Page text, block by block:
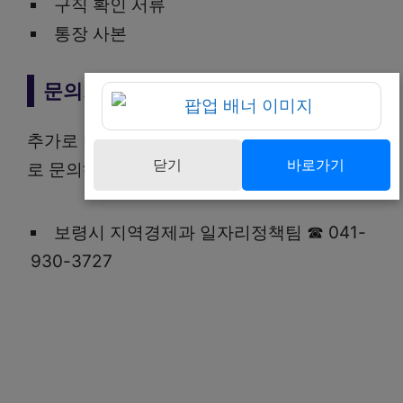
구직 확인 서류
통장 사본
문의처
추가로 더 궁금한 내용이 있으면 아래 연락처
로 문의해보세요.
보령시 지역경제과 일자리정책팀 ☎ 041-
930-3727
닫기 바로가기